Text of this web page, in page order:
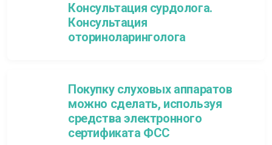
Консультация сурдолога.
Консультация
оториноларинголога
Покупку слуховых аппаратов
можно сделать, используя
средства электронного
сертификата ФСС